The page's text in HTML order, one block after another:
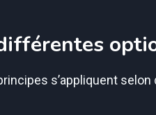
s’appliquent